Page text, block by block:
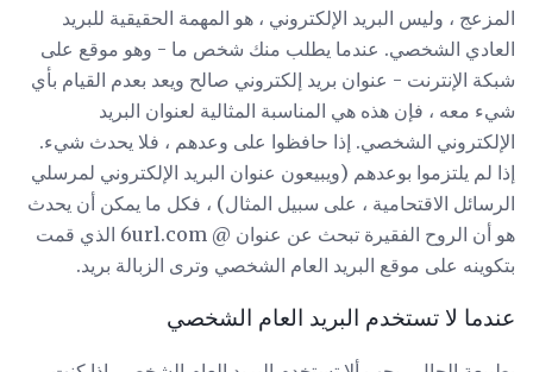
المزعج ، وليس البريد الإلكتروني ، هو المهمة الحقيقية للبريد
العادي الشخصي. عندما يطلب منك شخص ما - وهو موقع على
شبكة الإنترنت - عنوان بريد إلكتروني صالح ويعد بعدم القيام بأي
شيء معه ، فإن هذه هي المناسبة المثالية لعنوان البريد
الإلكتروني الشخصي. إذا حافظوا على وعدهم ، فلا يحدث شيء.
إذا لم يلتزموا بوعدهم (ويبيعون عنوان البريد الإلكتروني لمرسلي
الرسائل الاقتحامية ، على سبيل المثال) ، فكل ما يمكن أن يحدث
هو أن الروح الفقيرة تبحث عن عنوان @ 6url.com الذي قمت
بتكوينه على موقع البريد العام الشخصي وترى الزبالة بريد.
عندما لا تستخدم البريد العام الشخصي